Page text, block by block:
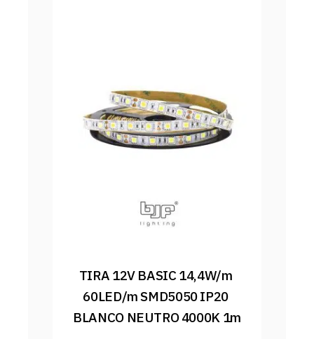
TIRA 12V BASIC 14,4W/m
60LED/m SMD5050 IP20
BLANCO NEUTRO 4000K 1m